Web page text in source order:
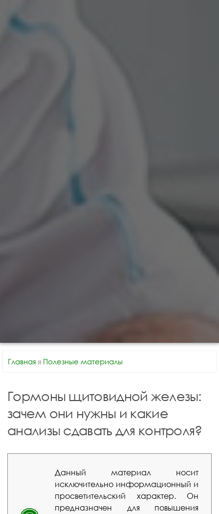
Главная » Полезные материалы
Гормоны щитовидной железы:
зачем они нужны и какие
анализы сдавать для контроля?
Данный материал носит
исключительно информационный и
просветительский характер. Он
предназначен для повышения